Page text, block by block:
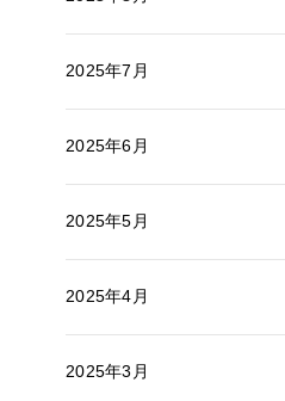
2025年7月
2025年6月
2025年5月
2025年4月
2025年3月